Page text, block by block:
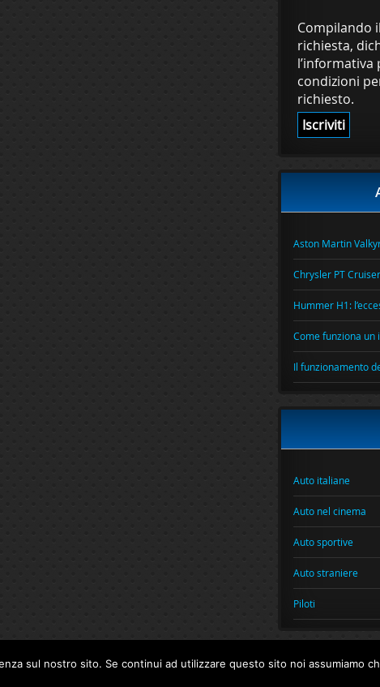
Compilando
richiesta,
condizioni
richiesto.
Aston Martin
Chrysler PT
Hummer H1:
Come funziona un
Il funzionamento
Auto italiane
Auto nel cinema
Auto sportive
Auto straniere
Piloti
sul nostro sito. Se continui ad utilizzare questo sito noi assumiamo